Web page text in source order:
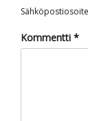
Kommentti *